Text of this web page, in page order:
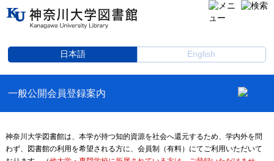
日本語 English
一般公開会員登録案内
神奈川大学図書館は、本学が持つ知的資源を社会へ還元するため、学内外を問
わず、図書館の利用を希望される方に、会員制（有料）にてご利用いただいて